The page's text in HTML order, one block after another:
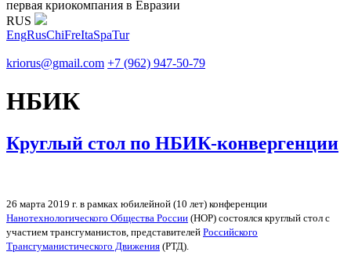
первая криокомпания в Евразии
RUS
EngRusChiFreItaSpaTur
kriorus@gmail.com +7 (962) 947-50-79
НБИК
Круглый стол по НБИК-конвергенции
26 марта 2019 г. в рамках юбилейной (10 лет) конференции
Нанотехнологического Общества России (НОР) состоялся круглый стол с
участием трансгуманистов, представителей Российского
Трансгуманистического Движения (РТД).